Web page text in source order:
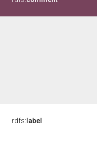
rdfs: label